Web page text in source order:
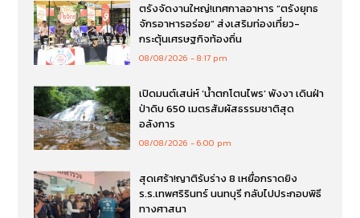
ตรังจัดงานใหญ่!เทศกาลอาหาร “ตรังยุทธ
จักรอาหารอร่อย” ส่งเสริมท่องเที่ยว-
กระตุ้นเศรษฐกิจท้องถิ่น
08/08/2026 8:17 pm
เปิดมนต์เสน่ห์ ‘น้ำตกโตนไพร’ พังงา เดินฝ่า
ป่าดิบ 650 เมตรสัมผัสธรรมชาติสุด
อลังการ
08/08/2026 6:00 pm
สุดเศร้า!ญาติรับร่าง 8 เหยื่อกราดยิง
ร.ร.เทพศริรินทร์ นนทบุรี กลับไปประกอบพิธี
ทางศาสนา